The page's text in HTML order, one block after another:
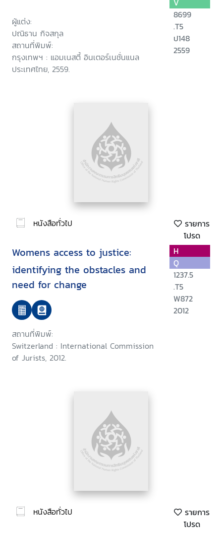
ผู้แต่ง:
ปณิธาน กิจสกุล
สถานที่พิมพ์:
กรุงเทพฯ : แอมเนสตี้ อินเตอร์เนชั่นแนล
ประเทศไทย, 2559.
V
8699
.T5
ป148
2559
หนังสือทั่วไป
รายการ
โปรด
Womens access to justice:
identifying the obstacles and
need for change
สถานที่พิมพ์:
Switzerland : International Commission
of Jurists, 2012.
H
Q
1237.5
.T5
W872
2012
หนังสือทั่วไป
รายการ
โปรด